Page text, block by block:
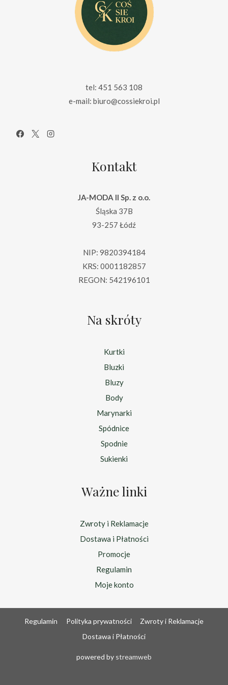
tel: 451 563 108
e-mail: biuro@cossiekroi.pl
Kontakt
JA-MODA II Sp. z o.o.
Śląska 37B
93-257 Łódź
NIP: 9820394184
KRS: 0001182857
REGON: 542196101
Na skróty
Kurtki
Bluzki
Bluzy
Body
Marynarki
Spódnice
Spodnie
Sukienki
Ważne linki
Zwroty i Reklamacje
Dostawa i Płatności
Promocje
Regulamin
Moje konto
Regulamin Polityka prywatności
Zwroty i Reklamacje
Dostawa i Płatności
powered by streamweb